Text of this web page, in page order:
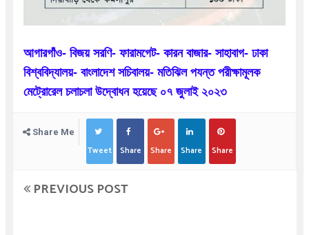
আগারগাঁও- বিজয় সরণি- ফারামগেট- কারন বাজার- সাহাবাগ- ঢাকা
বিশ্ববিদ্যালয়- বাংলাদেশ সচিবালয়- মতিঝিল পযন্ত পরীক্ষামূলক
মেট্রোরেল চলাচলা উদ্বোধন হয়েছে ০৭ জুলাই ২০২৩
Share Me
Tweet Share Share Share Share
PREVIOUS POST